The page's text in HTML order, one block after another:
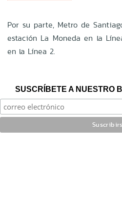
Por su parte, Metro de
estación La Moneda en la
en la Línea 2.
SUSCRÍBETE A NUESTRO